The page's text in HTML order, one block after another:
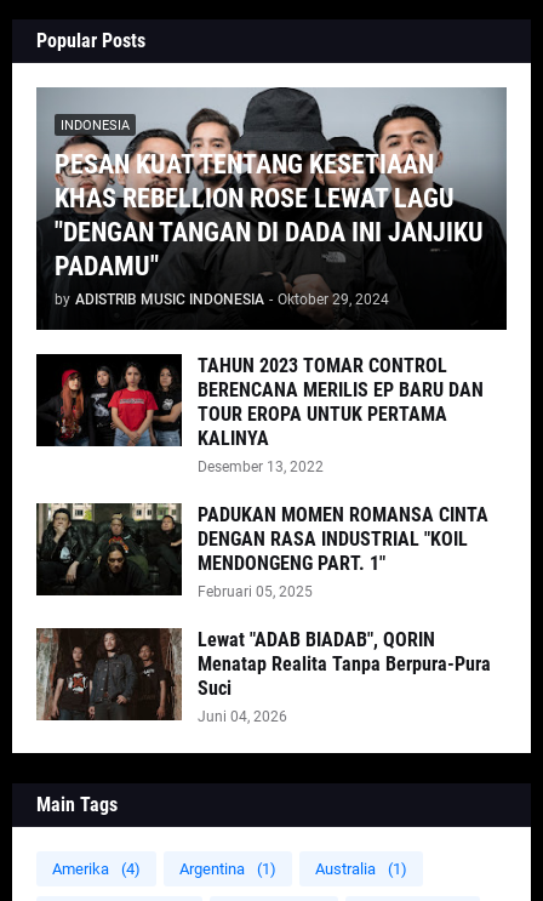
Popular Posts
INDONESIA
PESAN KUAT TENTANG KESETIAAN
KHAS REBELLION ROSE LEWAT LAGU
"DENGAN TANGAN DI DADA INI JANJIKU
PADAMU"
by ADISTRIB MUSIC INDONESIA - Oktober 29, 2024
TAHUN 2023 TOMAR CONTROL
BERENCANA MERILIS EP BARU DAN
TOUR EROPA UNTUK PERTAMA
KALINYA
Desember 13, 2022
PADUKAN MOMEN ROMANSA CINTA
DENGAN RASA INDUSTRIAL "KOIL
MENDONGENG PART. 1"
Februari 05, 2025
Lewat "ADAB BIADAB", QORIN
Menatap Realita Tanpa Berpura-Pura
Suci
Juni 04, 2026
Main Tags
Amerika (4) Argentina (1) Australia (1)